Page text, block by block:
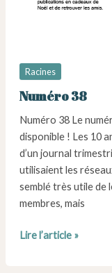
Racines
Numéro 38
Numéro 38 Le
disponible ! Les 10
d’un journal
utilisaient les
semblé très utile de
membres, mais
Numéro
Lire l’article »